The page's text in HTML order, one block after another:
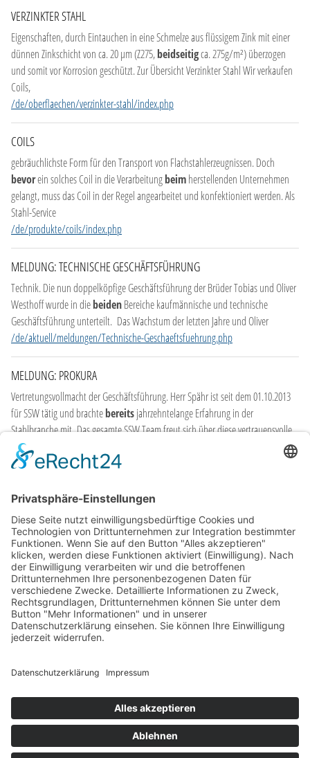
VERZINKTER STAHL
Eigenschaften, durch Eintauchen in eine Schmelze aus flüssigem Zink mit einer
dünnen Zinkschicht von ca. 20 µm (Z275,beidseitigca. 275g/m²) überzogen
und somit vor Korrosion geschützt. Zur Übersicht Verzinkter Stahl Wir verkaufen
Coils,
/de/oberflaechen/verzinkter-stahl/index.php
COILS
gebräuchlichste Form für den Transport von Flachstahlerzeugnissen. Doch
bevorein solches Coil in die Verarbeitungbeimherstellenden Unternehmen
gelangt, muss das Coil in der Regel angearbeitet und konfektioniert werden. Als
Stahl-Service
/de/produkte/coils/index.php
MELDUNG: TECHNISCHE GESCHÄFTSFÜHRUNG
Technik. Die nun doppelköpfige Geschäftsführung der Brüder Tobias und Oliver
Westhoff wurde in diebeidenBereiche kaufmännische und technische
Geschäftsführung unterteilt. Das Wachstum der letzten Jahre und Oliver
/de/aktuell/meldungen/Technische-Geschaeftsfuehrung.php
MELDUNG: PROKURA
Vertretungsvollmacht der Geschäftsführung. Herr Spähr ist seit dem 01.10.2013
für SSW tätig und brachtebereitsjahrzehntelange Erfahrung in der
Stahlbranche mit. Das gesamte SSW Team freut sich über diese vertrauensvolle,
/de/aktuell/meldungen/Neuer-Prokurist-bei-SSW.php
CODE OF CONDUCT
AEB
AVB
IMPRESSUM
COOKIE EINSTELLUNGEN